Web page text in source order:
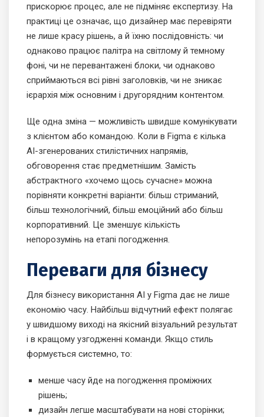
прискорює процес, але не підміняє експертизу. На
практиці це означає, що дизайнер має перевіряти
не лише красу рішень, а й їхню послідовність: чи
однаково працює палітра на світлому й темному
фоні, чи не перевантажені блоки, чи однаково
сприймаються всі рівні заголовків, чи не зникає
ієрархія між основним і другорядним контентом.
Ще одна зміна — можливість швидше комунікувати
з клієнтом або командою. Коли в Figma є кілька
AI-згенерованих стилістичних напрямів,
обговорення стає предметнішим. Замість
абстрактного «хочемо щось сучасне» можна
порівняти конкретні варіанти: більш стриманий,
більш технологічний, більш емоційний або більш
корпоративний. Це зменшує кількість
непорозумінь на етапі погодження.
Переваги для бізнесу
Для бізнесу використання AI у Figma дає не лише
економію часу. Найбільш відчутний ефект полягає
у швидшому виході на якісний візуальний результат
і в кращому узгодженні команди. Якщо стиль
формується системно, то:
менше часу йде на погодження проміжних
рішень;
дизайн легше масштабувати на нові сторінки;